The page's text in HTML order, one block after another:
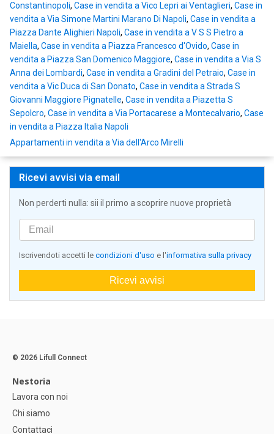
Constantinopoli, Case in vendita a Vico Lepri ai Ventaglieri, Case in
vendita a Via Simone Martini Marano Di Napoli, Case in vendita a
Piazza Dante Alighieri Napoli, Case in vendita a V S S Pietro a
Maiella, Case in vendita a Piazza Francesco d'Ovido, Case in
vendita a Piazza San Domenico Maggiore, Case in vendita a Via S
Anna dei Lombardi, Case in vendita a Gradini del Petraio, Case in
vendita a Vic Duca di San Donato, Case in vendita a Strada S
Giovanni Maggiore Pignatelle, Case in vendita a Piazetta S
Sepolcro, Case in vendita a Via Portacarese a Montecalvario, Case
in vendita a Piazza Italia Napoli
Appartamenti in vendita a Via dell'Arco Mirelli
Ricevi avvisi via email
Non perderti nulla: sii il primo a scoprire nuove proprietà
Iscrivendoti accetti le condizioni d'uso e l'informativa sulla privacy
Ricevi avvisi
© 2026 Lifull Connect
Nestoria
Lavora con noi
Chi siamo
Contattaci